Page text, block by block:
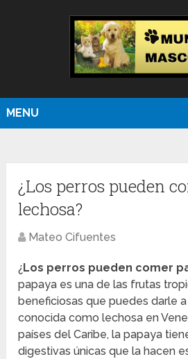
MENU
¿Los perros pueden
lechosa?
Mateo Cifuentes
¿ Los perros pueden comer
papaya es una de las frutas
beneficiosas que puedes darle
conocida como lechosa en
países del Caribe, la papaya
digestivas únicas que la hacen